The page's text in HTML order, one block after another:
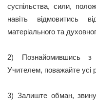
суспільства, сили,
навіть відмовитись
матеріального та
2) Познайомившись
Учителем, поважайте усі
3) Залиште обман,